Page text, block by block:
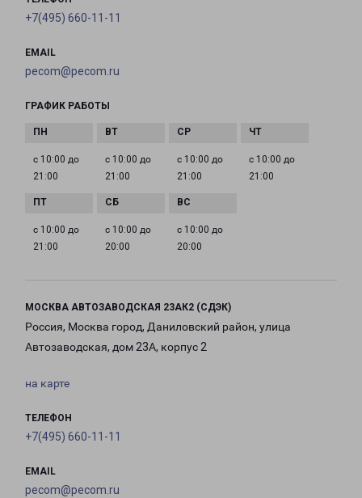
+7(495) 660-11-11
EMAIL
pecom@pecom.ru
ГРАФИК РАБОТЫ
с 10:00 до
21:00
с 10:00 до
21:00
с 10:00 до
21:00
с 10:00 до
21:00
с 10:00 до
21:00
с 10:00 до
20:00
с 10:00 до
20:00
МОСКВА АВТОЗАВОДСКАЯ 23АК2 (СДЭК)
Россия, Москва город, Даниловский район, улица
Автозаводская, дом 23А, корпус 2
на карте
ТЕЛЕФОН
+7(495) 660-11-11
EMAIL
pecom@pecom.ru